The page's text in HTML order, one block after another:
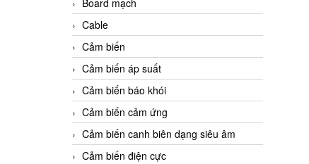
Board mạch
Cable
Cảm biến
Cảm biến áp suất
Cảm biến báo khói
Cảm biến cảm ứng
Cảm biến canh biên dạng siêu âm
Cảm biến điện cực